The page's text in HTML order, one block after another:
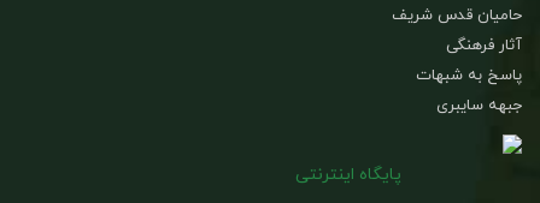
حامیان قدس شریف
آثار فرهنگی
پاسخ به شبهات
جبهه سایبری
پایگاه اینترنتی